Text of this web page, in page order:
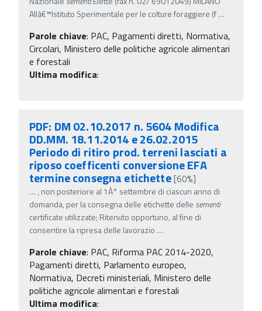
Allâ€™Istituto Sperimentale per le colture foraggiere (f…
Parole chiave: PAC, Pagamenti diretti, Normativa,
Circolari, Ministero delle politiche agricole alimentari
e forestali
Ultima modifica:
PDF: DM 02.10.2017 n. 5604 Modifica
DD.MM. 18.11.2014 e 26.02.2015
Periodo di ritiro prod. terreni lasciati a
riposo coefficenti conversione EFA
termine consegna etichette[60%]
… , non posteriore al 1Â° settembre di ciascun anno di
domanda, per la consegna delle etichette delle sementi
certificate utilizzate; Ritenuto opportuno, al fine di
consentire la ripresa delle lavorazio …
Parole chiave: PAC, Riforma PAC 2014-2020,
Pagamenti diretti, Parlamento europeo,
Normativa, Decreti ministeriali, Ministero delle
politiche agricole alimentari e forestali
Ultima modifica: